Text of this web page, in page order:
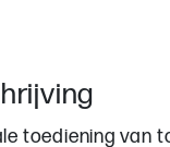
toediening van